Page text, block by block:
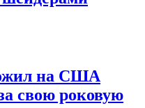
на США
свою роковую